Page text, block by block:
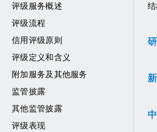
评级服务概述
评级流程
信用评级原则
评级定义和含义
附加服务及其他服务
监管披露
其他监管披露
评级表现